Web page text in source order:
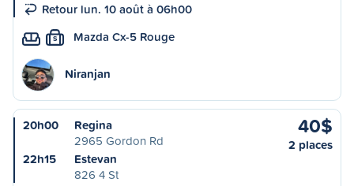
Retour lun. 10 août à 06h00
S Mazda Cx-5 Rouge
Niranjan
20h00
Regina
2965 Gordon Rd
22h15
Estevan
826 4 St
40$
2 places